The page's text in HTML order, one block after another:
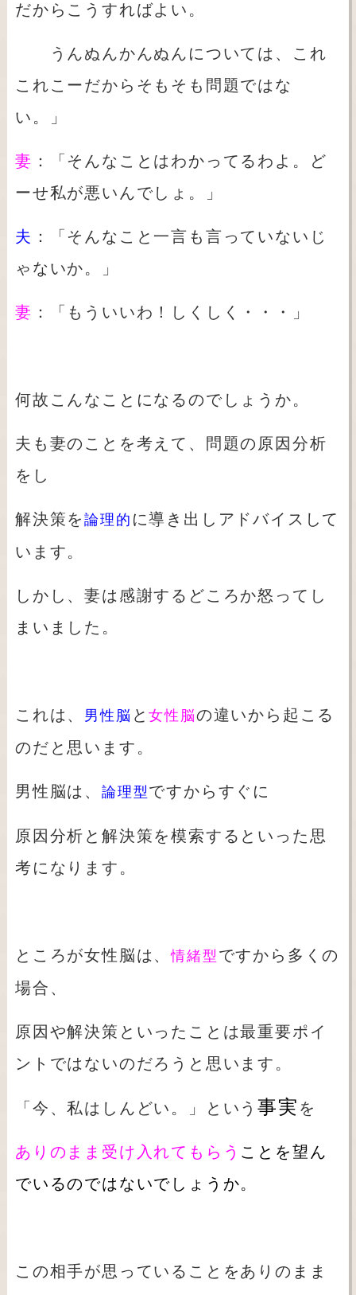
だからこうすればよい。
うんぬんかんぬんについては、これ
これこーだからそもそも問題ではな
い。」
妻 ：「そんなことはわかってるわよ。ど
ーせ私が悪いんでしょ。」
夫 ：「そんなこと一言も言っていないじ
ゃないか。」
妻 ：「もういいわ！しくしく・・・」
何故こんなことになるのでしょうか。
夫も妻のことを考えて、問題の原因分析
をし
解決策を論理的 に導き出しアドバイスして
います。
しかし、妻は感謝するどころか怒ってし
まいました。
これは、 男性脳 と女性脳の違いから起こる
のだと思います。
男性脳は、 論理型 ですからすぐに
原因分析と解決策を模索するといった思
考になります。
ところが女性脳は、情緒型 ですから多くの
場合、
原因や解決策といったことは最重要ポイ
ントではないのだろうと思います。
「今、私はしんどい。」という事実 を
ありのまま受け入れてもらう ことを望ん
でいるのではないでしょうか。
この相手が思っていることをありのまま